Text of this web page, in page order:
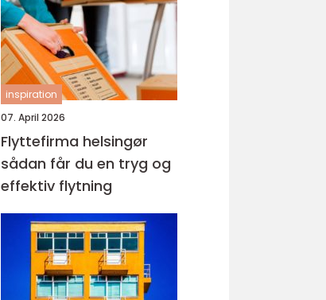
inspiration
07. April 2026
Flyttefirma helsingør
sådan får du en tryg og
effektiv flytning